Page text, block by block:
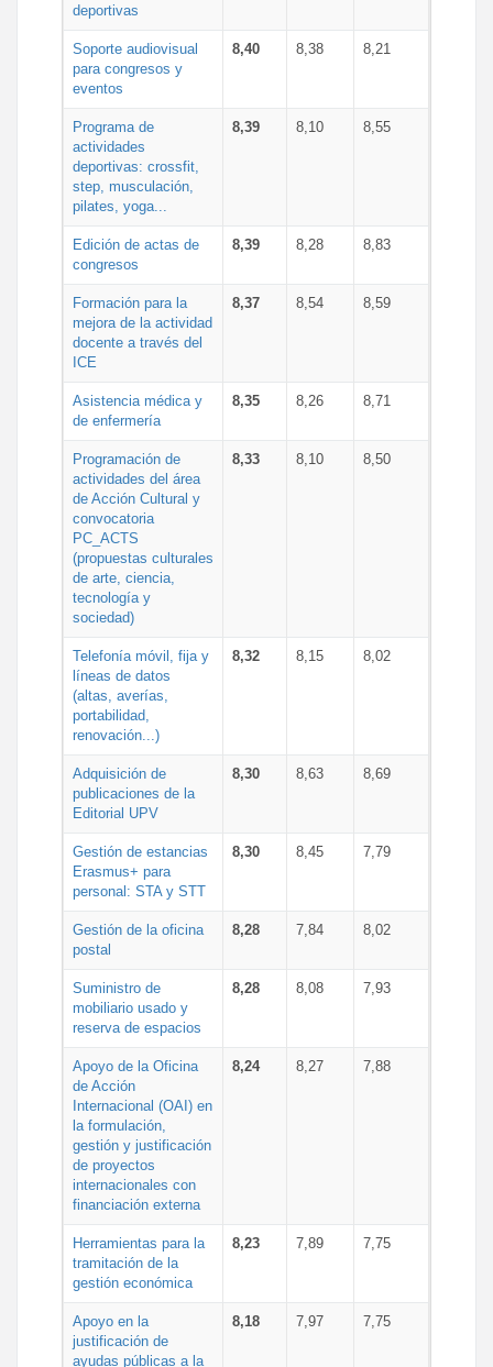
deportivas
Soporte audiovisual
para congresos y
eventos
8,40 8,38 8,21
Programa de
actividades
deportivas: crossfit,
step, musculación,
pilates, yoga...
8,39 8,10 8,55
Edición de actas de
congresos
8,39 8,28 8,83
Formación para la
mejora de la actividad
docente a través del
ICE
8,37 8,54 8,59
Asistencia médica y
de enfermería
8,35 8,26 8,71
Programación de
actividades del área
de Acción Cultural y
convocatoria
PC_ACTS
(propuestas culturales
de arte, ciencia,
tecnología y
sociedad)
8,33 8,10 8,50
Telefonía móvil, fija y
líneas de datos
(altas, averías,
portabilidad,
renovación...)
8,32 8,15 8,02
Adquisición de
publicaciones de la
Editorial UPV
8,30 8,63 8,69
Gestión de estancias
Erasmus+ para
personal: STA y STT
8,30 8,45 7,79
Gestión de la oficina
postal
8,28 7,84 8,02
Suministro de
mobiliario usado y
reserva de espacios
8,28 8,08 7,93
Apoyo de la Oficina
de Acción
Internacional (OAI) en
la formulación,
gestión y justificación
de proyectos
internacionales con
financiación externa
8,24 8,27 7,88
Herramientas para la
tramitación de la
gestión económica
8,23 7,89 7,75
Apoyo en la
justificación de
ayudas públicas a la
8,18 7,97 7,75